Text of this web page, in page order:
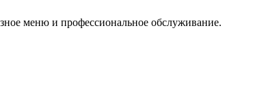
меню и профессиональное обслуживание.